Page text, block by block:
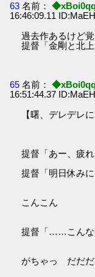
63 名前：
16:46:09.11
過去作あるけど
提督「金剛と北
65 名前：
16:51:44.37
【曙、デレデレに
提督「あー、疲
提督「明日休み
こんこん
提督「……こんな
がちゃっ だだ